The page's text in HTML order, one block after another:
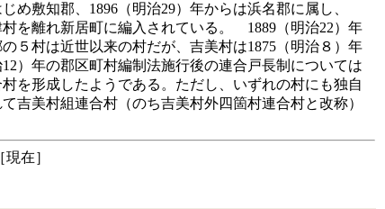
め敷知郡、1896（明治29）年からは浜名郡に属し、
を離れ新居町に編入されている。 1889（明治22）年
５村は近世以来の村だが、吉美村は1875（明治８）年
）年の郡区町村編制法施行後の連合戸長制については
を形成したようである。ただし、いずれの村にも独自
吉美村組連合村（のち吉美村外四箇村連合村と改称）
在］